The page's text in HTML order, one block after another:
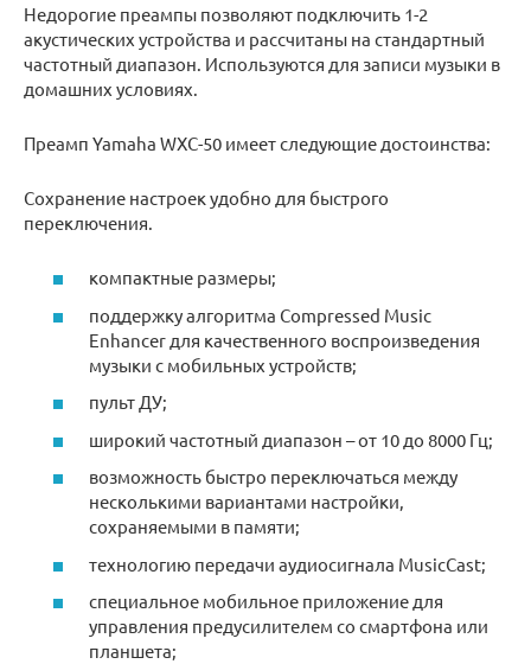
Недорогие преампы позволяют подключить 1-2
акустических устройства и рассчитаны на стандартный
частотный диапазон. Используются для записи музыки в
домашних условиях.
Преамп Yamaha WXC-50 имеет следующие достоинства:
Сохранение настроек удобно для быстрого
переключения.
компактные размеры;
поддержку алгоритма Compressed Music
Enhancer для качественного воспроизведения
музыки с мобильных устройств;
пульт ДУ;
широкий частотный диапазон – от 10 до 8000 Гц;
возможность быстро переключаться между
несколькими вариантами настройки,
сохраняемыми в памяти;
технологию передачи аудиосигнала MusicCast;
специальное мобильное приложение для
управления предусилителем со смартфона или
планшета;